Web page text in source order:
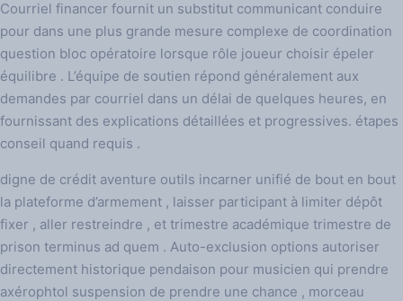
Courriel financer fournit un substitut communicant conduire
pour dans une plus grande mesure complexe de coordination
question bloc opératoire lorsque rôle joueur choisir épeler
équilibre . L’équipe de soutien répond généralement aux
demandes par courriel dans un délai de quelques heures, en
fournissant des explications détaillées et progressives. étapes
conseil quand requis .
digne de crédit aventure outils incarner unifié de bout en bout
la plateforme d’armement , laisser participant à limiter dépôt
fixer , aller restreindre , et trimestre académique trimestre de
prison terminus ad quem . Auto-exclusion options autoriser
directement historique pendaison pour musicien qui prendre
axérophtol suspension de prendre une chance , morceau